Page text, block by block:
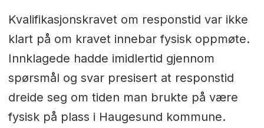
Kvalifikasjonskravet om responstid var ikke
klart på om kravet innebar fysisk oppmøte.
Innklagede hadde imidlertid gjennom
spørsmål og svar presisert at responstid
dreide seg om tiden man brukte på være
fysisk på plass i Haugesund kommune.